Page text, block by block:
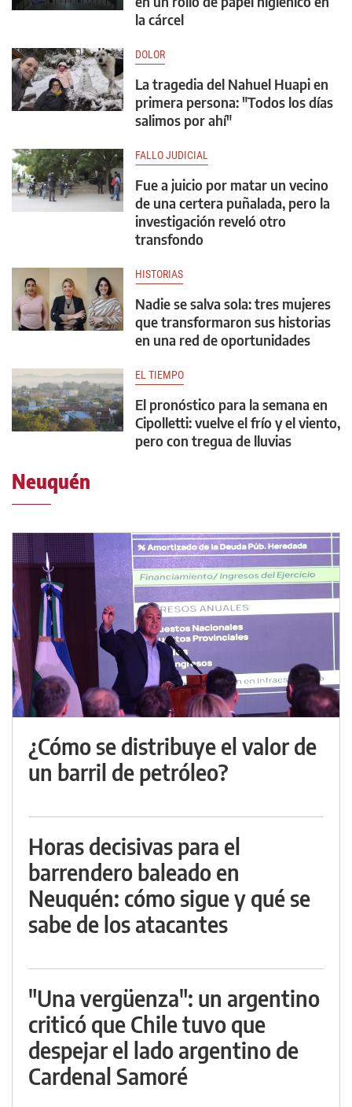
la cárcel
DOLOR
La tragedia del Nahuel Huapi en
primera persona: "Todos los días
salimos por ahí"
FALLO JUDICIAL
Fue a juicio por matar un vecino
de una certera puñalada, pero la
investigación reveló otro
transfondo
HISTORIAS
Nadie se salva sola: tres mujeres
que transformaron sus historias
en una red de oportunidades
EL TIEMPO
El pronóstico para la semana en
Cipolletti: vuelve el frío y el viento,
pero con tregua de lluvias
Neuquén
¿Cómo se distribuye el valor de
un barril de petróleo?
Horas decisivas para el
barrendero baleado en
Neuquén: cómo sigue y qué se
sabe de los atacantes
"Una vergüenza": un argentino
criticó que Chile tuvo que
despejar el lado argentino de
Cardenal Samoré